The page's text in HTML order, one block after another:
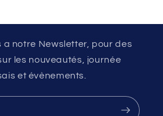
a notre Newsletter, pour des
les nouveautés, journée
et évènements.